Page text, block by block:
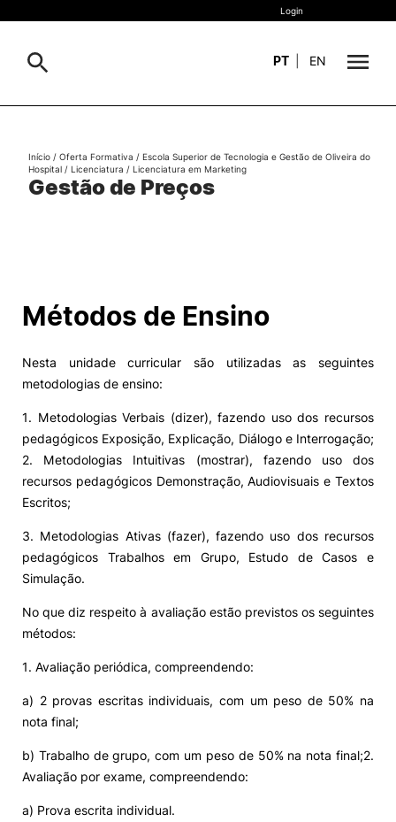
Estudar
II&D e Empresas
Ação Social
Alumni
Projetos PRR
Magazine
Eventos
Europeia Política de Privacidade e Cookies
Sugestões,
Login
PT EN
Pesquisa
Gestão de Preços
Início / Oferta Formativa / Escola Superior de Tecnologia e Gestão de Oliveira do
Hospital / Licenciatura / Licenciatura em Marketing
Métodos de Ensino
Nesta unidade curricular são utilizadas as seguintes
metodologias de ensino:
1. Metodologias Verbais (dizer), fazendo uso dos recursos
pedagógicos Exposição, Explicação, Diálogo e Interrogação;
2. Metodologias Intuitivas (mostrar), fazendo uso dos
recursos pedagógicos Demonstração, Audiovisuais e Textos
Escritos;
3. Metodologias Ativas (fazer), fazendo uso dos recursos
pedagógicos Trabalhos em Grupo, Estudo de Casos e
Simulação.
No que diz respeito à avaliação estão previstos os seguintes
métodos:
1. Avaliação periódica, compreendendo:
a) 2 provas escritas individuais, com um peso de 50% na
nota final;
b) Trabalho de grupo, com um peso de 50% na nota final;2.
Avaliação por exame, compreendendo:
a) Prova escrita individual.